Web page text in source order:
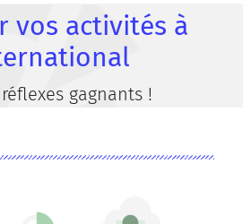
vos activités à
gagnants !